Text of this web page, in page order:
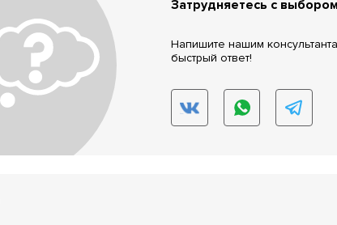
Затрудняетесь с
Напишите нашим
быстрый ответ!